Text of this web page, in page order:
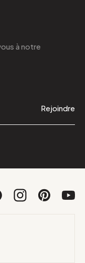
à notre
Rejoindre